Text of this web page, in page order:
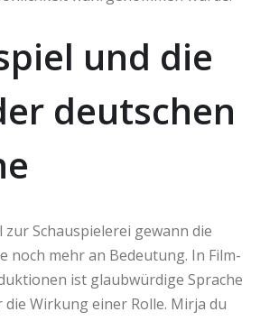
und die
deutschen
zur Schauspielerei gewann die
noch mehr an Bedeutung. In Film-
ist glaubwürdige Sprache
Wirkung einer Rolle. Mirja du